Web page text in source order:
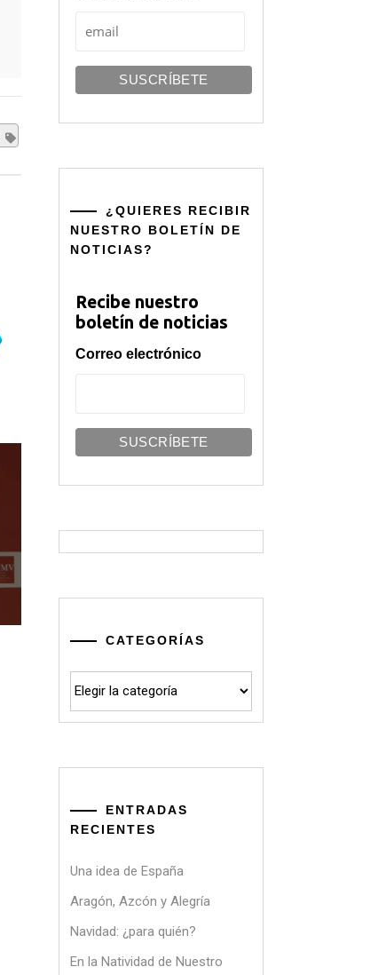
¿QUIERES RECIBIR
NUESTRO BOLETÍN DE
NOTICIAS?
Recibe nuestro
boletín de noticias
Correo electrónico
CATEGORÍAS
ENTRADAS
RECIENTES
Una idea de España
Aragón, Azcón y Alegría
Navidad: ¿para quién?
En la Natividad de Nuestro